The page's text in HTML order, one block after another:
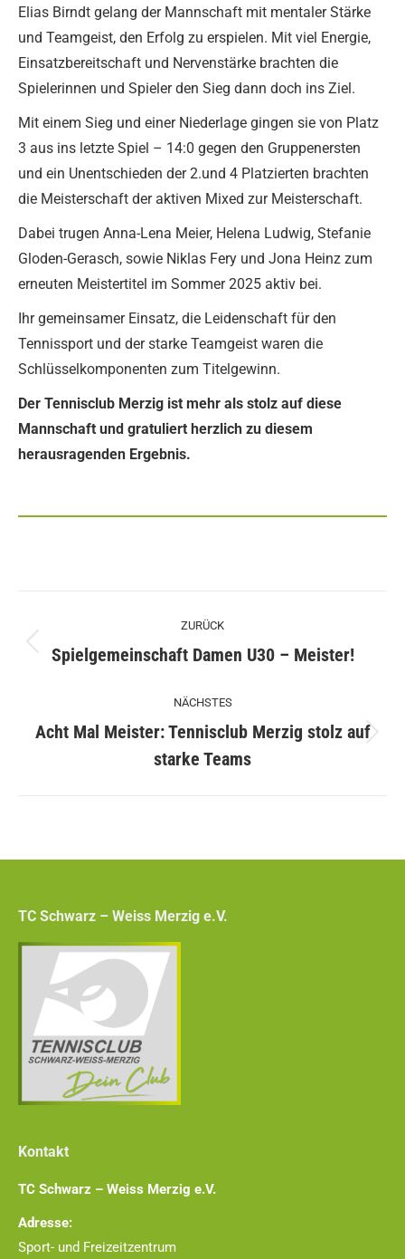
Elias Birndt gelang der Mannschaft mit mentaler Stärke
und Teamgeist, den Erfolg zu erspielen. Mit viel Energie,
Einsatzbereitschaft und Nervenstärke brachten die
Spielerinnen und Spieler den Sieg dann doch ins Ziel.
Mit einem Sieg und einer Niederlage gingen sie von Platz
3 aus ins letzte Spiel – 14:0 gegen den Gruppenersten
und ein Unentschieden der 2.und 4 Platzierten brachten
die Meisterschaft der aktiven Mixed zur Meisterschaft.
Dabei trugen Anna-Lena Meier, Helena Ludwig, Stefanie
Gloden-Gerasch, sowie Niklas Fery und Jona Heinz zum
erneuten Meistertitel im Sommer 2025 aktiv bei.
Ihr gemeinsamer Einsatz, die Leidenschaft für den
Tennissport und der starke Teamgeist waren die
Schlüsselkomponenten zum Titelgewinn.
Der Tennisclub Merzig ist mehr als stolz auf diese
Mannschaft und gratuliert herzlich zu diesem
herausragenden Ergebnis.
Kommentarnavigation
ZURÜCK
Vorheriger
Spielgemeinschaft Damen U30 – Meister!
NÄCHSTES
Nächster
Beitrag:
Acht Mal Meister: Tennisclub Merzig stolz auf
starke Teams
TC Schwarz – Weiss Merzig e.V.
Kontakt
TC Schwarz – Weiss Merzig e.V.
Adresse:
Sport- und Freizeitzentrum